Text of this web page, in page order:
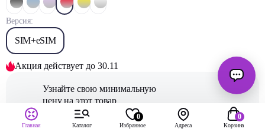
Версия:
SIM+eSIM
Акция действует до 30.11
Узнайте свою минимальную
цену на этот товар
Получите новыйiPhone 14 Plus 256Gb
Главная Каталог
0
Избранное Адреса
0
Корзина